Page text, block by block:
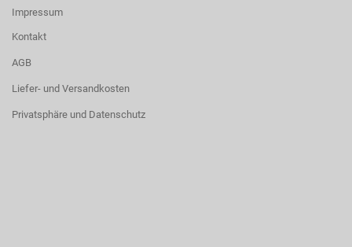
Impressum
Kontakt
AGB
Liefer- und Versandkosten
Privatsphäre und Datenschutz